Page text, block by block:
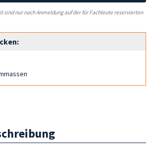
sind nur nach Anmeldung auf der für Fachleute reservierten